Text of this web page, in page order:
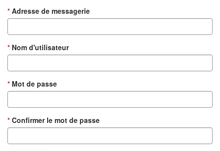
Adresse de messagerie
Nom d'utilisateur
Mot de passe
Confirmer le mot de passe